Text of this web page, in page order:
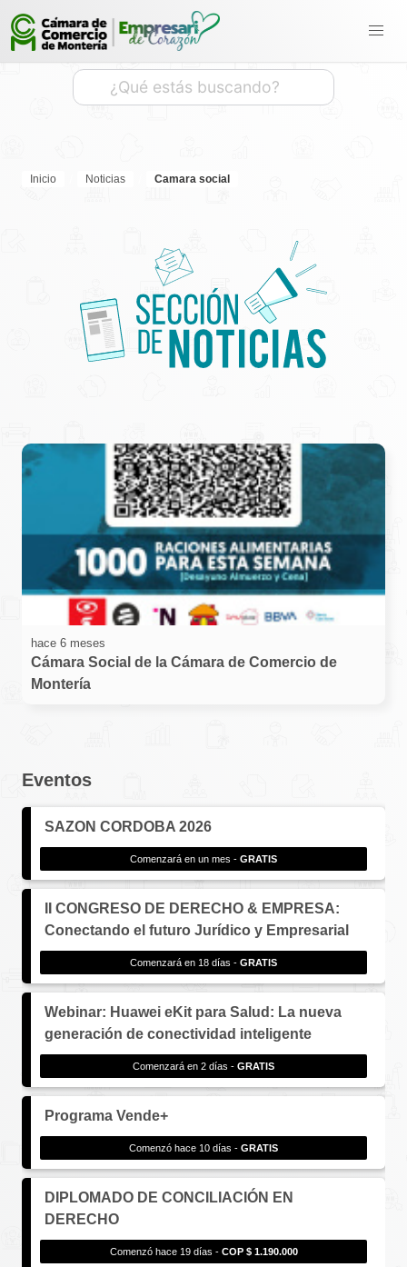
Inicio Noticias Camara social
hace 6 meses
Cámara Social de la Cámara de Comercio de
Montería
Eventos
SAZON CORDOBA 2026
Comenzará en un mes - GRATIS
II CONGRESO DE DERECHO & EMPRESA:
Conectando el futuro Jurídico y Empresarial
Comenzará en 18 días - GRATIS
Webinar: Huawei eKit para Salud: La nueva
generación de conectividad inteligente
Comenzará en 2 días - GRATIS
Programa Vende+
Comenzó hace 10 días - GRATIS
DIPLOMADO DE CONCILIACIÓN EN
DERECHO
Comenzó hace 19 días - COP $ 1.190.000